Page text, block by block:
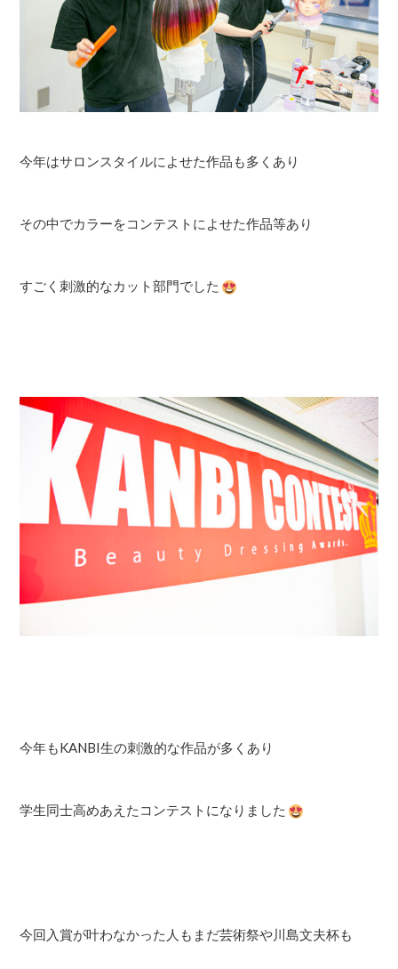
今年はサロンスタイルによせた作品も多くあり
その中でカラーをコンテストによせた作品等あり
すごく刺激的なカット部門でした
今年もKANBI生の刺激的な作品が多くあり
学生同士高めあえたコンテストになりました
今回入賞が叶わなかった人もまだ芸術祭や川島文夫杯も